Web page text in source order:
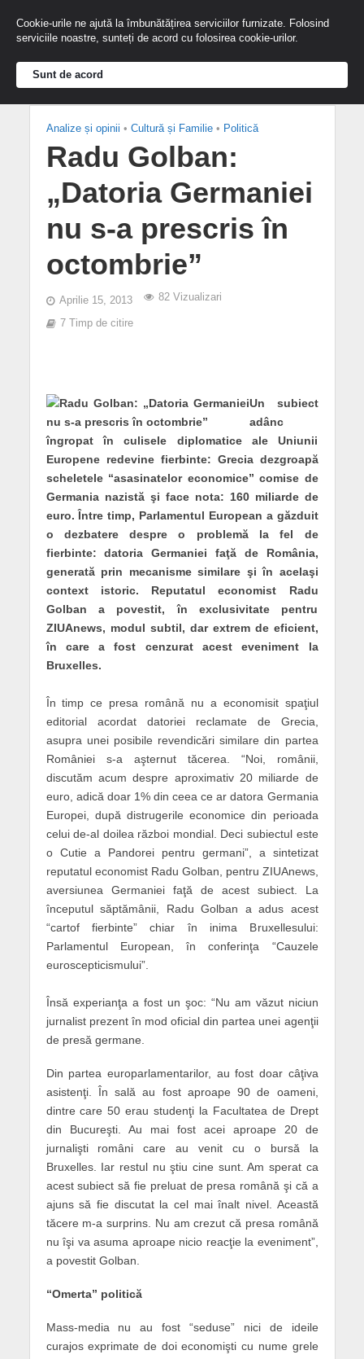
Analize și opinii • Cultură și Familie • Politică
Radu Golban:
„Datoria Germaniei
nu s-a prescris în
octombrie”
Aprilie 15, 2013 82 Vizualizari
7 Timp de citire
Un subiect
adânc
îngropat în culisele diplomatice ale Uniunii
Europene redevine fierbinte: Grecia dezgroapă
scheletele “asasinatelor economice” comise de
Germania nazistă şi face nota: 160 miliarde de
euro. Între timp, Parlamentul European a găzduit
o dezbatere despre o problemă la fel de
fierbinte: datoria Germaniei faţă de România,
generată prin mecanisme similare şi în acelaşi
context istoric. Reputatul economist Radu
Golban a povestit, în exclusivitate pentru
ZIUAnews, modul subtil, dar extrem de eficient,
în care a fost cenzurat acest eveniment la
Bruxelles.
În timp ce presa română nu a economisit spaţiul
editorial acordat datoriei reclamate de Grecia,
asupra unei posibile revendicări similare din partea
României s-a aşternut tăcerea. “Noi, românii,
discutăm acum despre aproximativ 20 miliarde de
euro, adică doar 1% din ceea ce ar datora Germania
Europei, după distrugerile economice din perioada
celui de-al doilea război mondial. Deci subiectul este
o Cutie a Pandorei pentru germani”, a sintetizat
reputatul economist Radu Golban, pentru ZIUAnews,
aversiunea Germaniei faţă de acest subiect. La
începutul săptămânii, Radu Golban a adus acest
“cartof fierbinte” chiar în inima Bruxellesului:
Parlamentul European, în conferinţa “Cauzele
euroscepticismului”.
Însă experianţa a fost un şoc: “Nu am văzut niciun
jurnalist prezent în mod oficial din partea unei agenţii
de presă germane.
Din partea europarlamentarilor, au fost doar câţiva
asistenţi. În sală au fost aproape 90 de oameni,
dintre care 50 erau studenţi la Facultatea de Drept
din Bucureşti. Au mai fost acei aproape 20 de
jurnalişti români care au venit cu o bursă la
Bruxelles. Iar restul nu ştiu cine sunt. Am sperat ca
acest subiect să fie preluat de presa română şi că a
ajuns să fie discutat la cel mai înalt nivel. Această
tăcere m-a surprins. Nu am crezut că presa română
nu îşi va asuma aproape nicio reacţie la eveniment”,
a povestit Golban.
“Omerta” politică
Mass-media nu au fost “seduse” nici de ideile
curajos exprimate de doi economişti cu nume grele
Cookie-urile ne ajută la îmbunătățirea serviciilor furnizate. Folosind
serviciile noastre, sunteți de acord cu folosirea cookie-urilor.
Sunt de acord